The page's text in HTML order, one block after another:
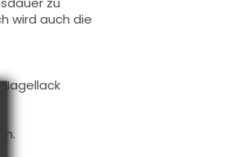
wird auch die